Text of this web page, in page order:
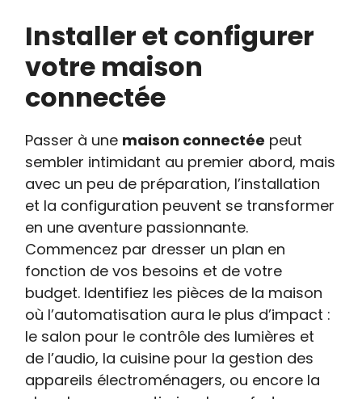
Installer et configurer
votre maison
connectée
Passer à une maison connectée peut
sembler intimidant au premier abord, mais
avec un peu de préparation, l’installation
et la configuration peuvent se transformer
en une aventure passionnante.
Commencez par dresser un plan en
fonction de vos besoins et de votre
budget. Identifiez les pièces de la maison
où l’automatisation aura le plus d’impact :
le salon pour le contrôle des lumières et
de l’audio, la cuisine pour la gestion des
appareils électroménagers, ou encore la